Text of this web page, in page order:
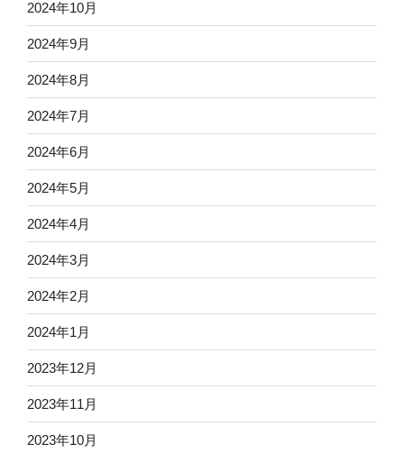
2024年10月
2024年9月
2024年8月
2024年7月
2024年6月
2024年5月
2024年4月
2024年3月
2024年2月
2024年1月
2023年12月
2023年11月
2023年10月